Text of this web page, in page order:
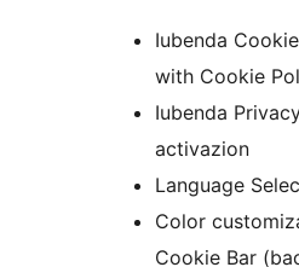
Iubenda
with Cookie
Iubenda
activazion
Language
Color
Cookie Bar